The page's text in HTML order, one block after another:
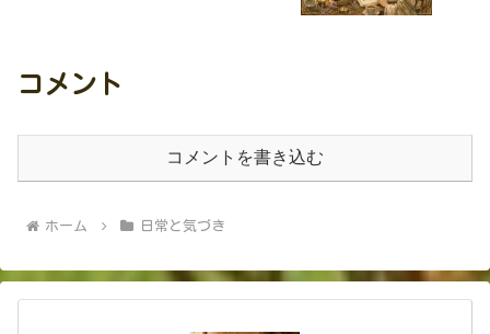
コメント
コメントを書き込む
ホーム 日常と気づき